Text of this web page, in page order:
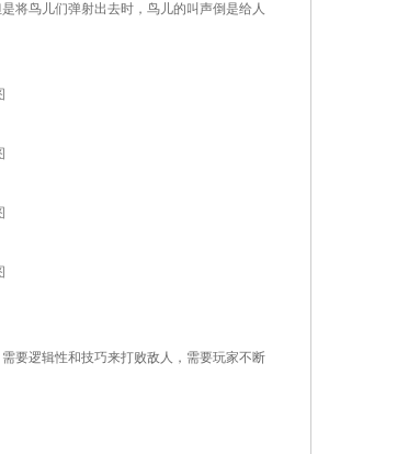
将鸟儿们弹射出去时，鸟儿的叫声倒是给人
逻辑性和技巧来打败敌人，需要玩家不断